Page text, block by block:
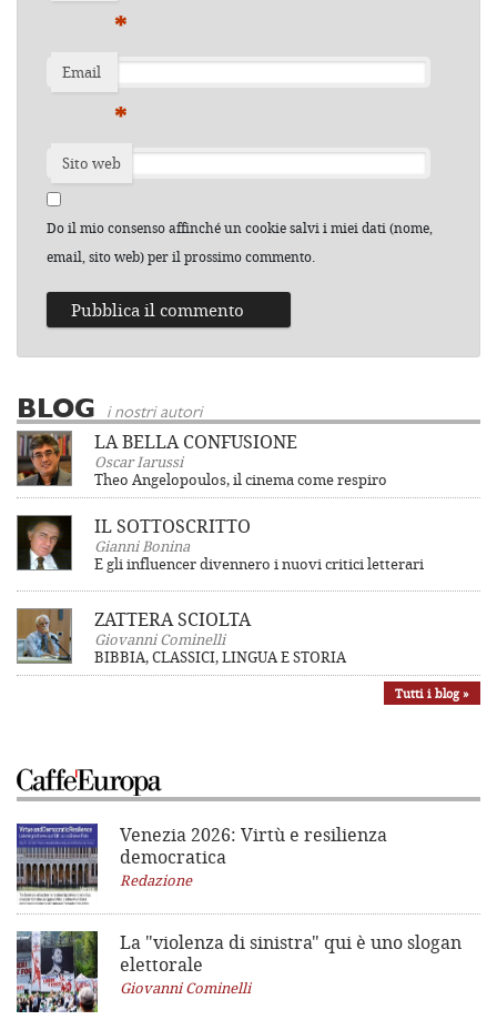
*
Email
*
Sito web
Do il mio consenso affinché un cookie salvi i miei dati (nome,
email, sito web) per il prossimo commento.
BLOG i nostri autori
LA BELLA CONFUSIONE
Oscar Iarussi
Theo Angelopoulos, il cinema come respiro
IL SOTTOSCRITTO
Gianni Bonina
E gli influencer divennero i nuovi critici letterari
ZATTERA SCIOLTA
Giovanni Cominelli
BIBBIA, CLASSICI, LINGUA E STORIA
Tutti i blog »
Venezia 2026: Virtù e resilienza
democratica
Redazione
La "violenza di sinistra" qui è uno slogan
elettorale
Giovanni Cominelli